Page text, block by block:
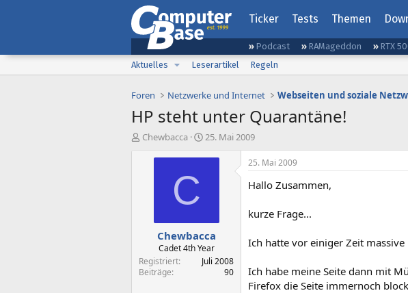
Ticker Tests Themen
Podcast RAMageddon RTX
Aktuelles
Leserartikel Regeln
Foren Netzwerke und Internet Webseiten und soziale
HP steht unter Quarantäne!
E
Chewbacca
E
s
t
a
m
25. Mai 2009
C
Chewbacca
Cadet 4th Year
Registriert
Juli 2008
Beiträge
90
25. Mai 2009
Hallo Zusammen,
kurze Frage...
Ich hatte vor einiger Zeit
Ich habe meine Seite dann mit
Firefox die Seite immernoch